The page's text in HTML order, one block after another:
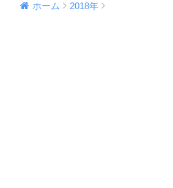
ホーム 2018年